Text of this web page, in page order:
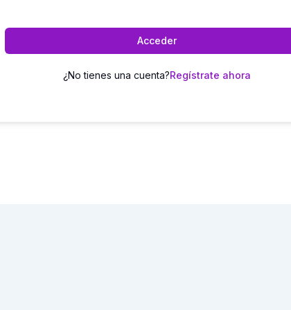
Acceder
¿No tienes una cuenta?Regístrate ahora